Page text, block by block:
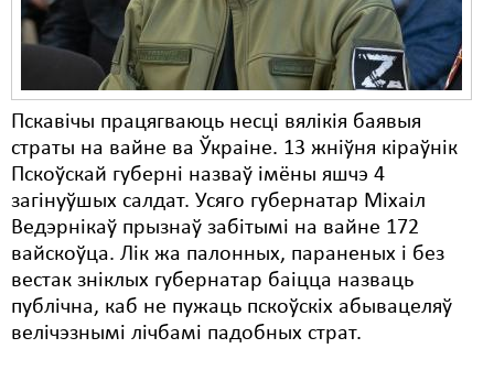
Пскавічы працягваюць несці вялікія баявыя
страты на вайне ва Ўкраіне. 13 жніўня кіраўнік
Пскоўскай губерні назваў імёны яшчэ 4
загінуўшых салдат. Усяго губернатар Міхаіл
Ведэрнікаў прызнаў забітымі на вайне 172
вайскоўца. Лік жа палонных, параненых і без
вестак зніклых губернатар баіцца назваць
публічна, каб не пужаць пскоўскіх абывацеляў
велічэзнымі лічбамі падобных страт.